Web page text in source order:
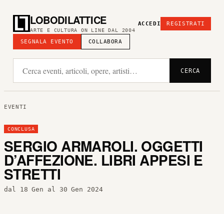
LOBODILATTICE
ARTE E CULTURA ON LINE DAL 2004
SEGNALA EVENTO COLLABORA
ACCEDI REGISTRATI
CERCA
EVENTI
CONCLUSA
SERGIO ARMAROLI. OGGETTI
D’AFFEZIONE. LIBRI APPESI E
STRETTI
dal 18 Gen al 30 Gen 2024